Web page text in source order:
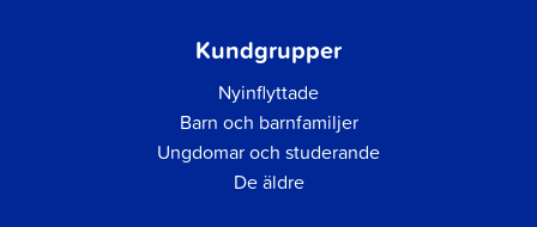
Kundgrupper
Nyinflyttade
Barn och barnfamiljer
Ungdomar och studerande
De äldre